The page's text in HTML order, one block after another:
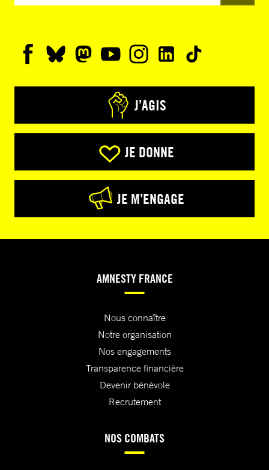
J’AGIS
JE DONNE
JE M’ENGAGE
AMNESTY FRANCE
Nous connaître
Notre organisation
Nos engagements
Transparence financière
Devenir bénévole
Recrutement
NOS COMBATS